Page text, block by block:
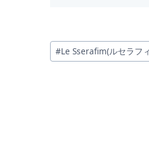
投
稿
#Le Sserafim(ルセラフ